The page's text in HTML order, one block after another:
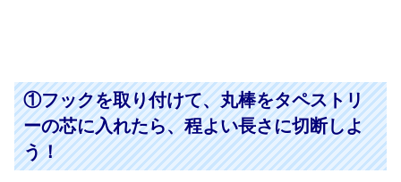
①フックを取り付けて、丸棒をタペストリ
ーの芯に入れたら、程よい長さに切断しよ
う！